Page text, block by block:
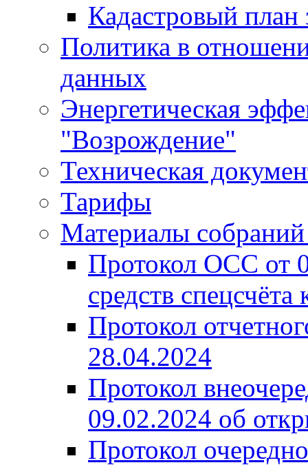
Кадастровый план
Политика в
данных
Энергетическая
"Возрождение"
Техническая
Тарифы
Материалы
Протокол ОСС от
средств
Протокол
28.04.2024
Протокол
09.02.2024 об
Протокол